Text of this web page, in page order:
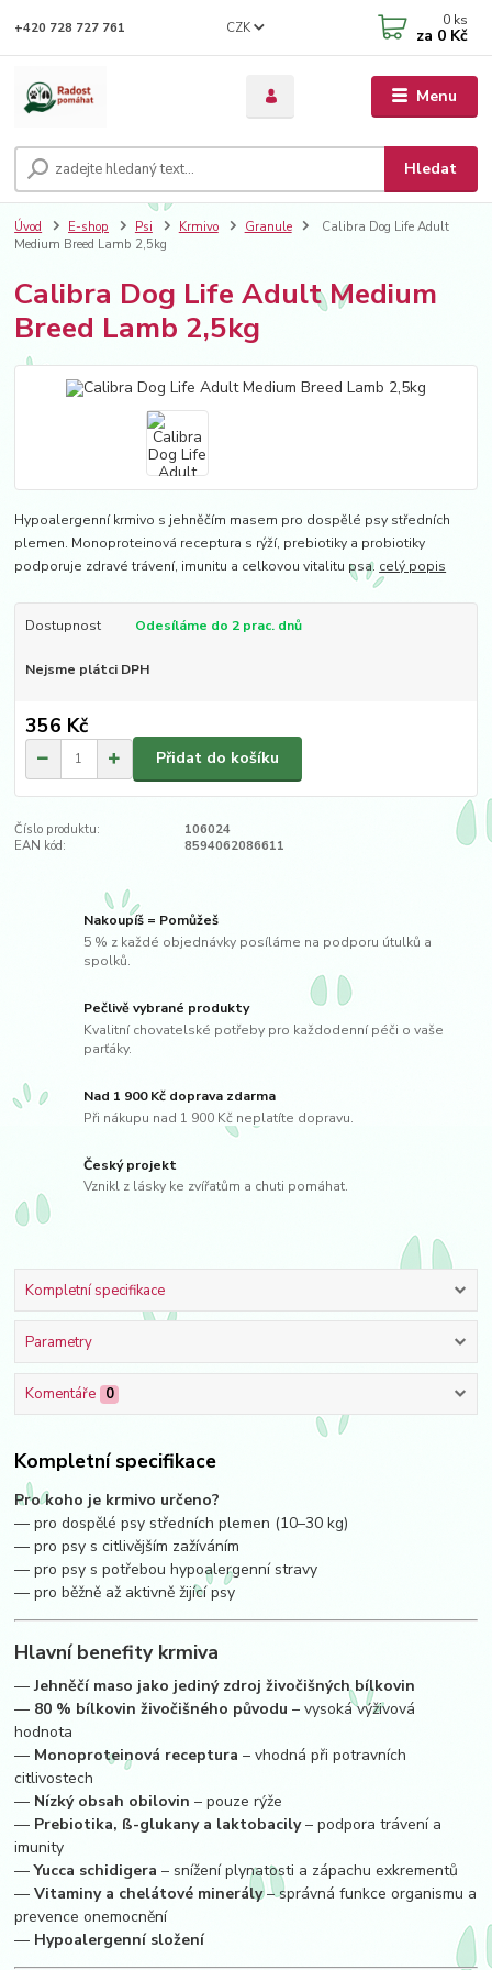
Menu
CZK
Hledat
+420 728 727 761 0 ks
za 0 Kč
Úvod E-shop Psi Krmivo Granule
Calibra Dog Life Adult
Medium Breed Lamb 2,5kg
Calibra Dog Life Adult Medium
Breed Lamb 2,5kg
Hypoalergenní krmivo s jehněčím masem pro dospělé psy středních
plemen. Monoproteinová receptura s rýží, prebiotiky a probiotiky
podporuje zdravé trávení, imunitu a celkovou vitalitu psa. celý popis
Dostupnost Odesíláme do 2 prac. dnů
Nejsme plátci DPH
356 Kč
Přidat do košíku
Číslo produktu:
106024
EAN kód:
8594062086611
Nakoupíš = Pomůžeš
5 % z každé objednávky posíláme na podporu útulků a
spolků.
Pečlivě vybrané produkty
Kvalitní chovatelské potřeby pro každodenní péči o vaše
parťáky.
Nad 1 900 Kč doprava zdarma
Při nákupu nad 1 900 Kč neplatíte dopravu.
Český projekt
Vznikl z lásky ke zvířatům a chuti pomáhat.
Kompletní specifikace
Parametry
Komentáře 0
Kompletní specifikace
Pro koho je krmivo určeno?
— pro dospělé psy středních plemen (10–30 kg)
— pro psy s citlivějším zažíváním
— pro psy s potřebou hypoalergenní stravy
— pro běžně až aktivně žijící psy
Hlavní benefity krmiva
—Jehněčí maso jako jediný zdroj živočišných bílkovin
— 80 % bílkovin živočišného původu – vysoká výživová
hodnota
— Monoproteinová receptura – vhodná při potravních
citlivostech
— Nízký obsah obilovin – pouze rýže
— Prebiotika, ß-glukany a laktobacily– podpora trávení a
imunity
—Yucca schidigera – snížení plynatosti a zápachu exkrementů
—Vitaminy a chelátové minerály– správná funkce organismu a
prevence onemocnění
— Hypoalergenní složení